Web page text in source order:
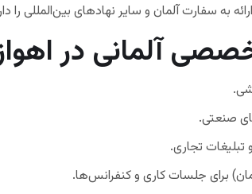
به سفارت آلمان و سایر نهادهای بین‌المللی را
آلمانی در
صنعتی.
تجاری.
برای جلسات کاری و کنفرانس‌ها.